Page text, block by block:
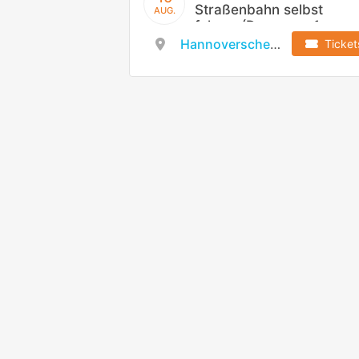
AUG.
Straßenbahn selbst
fahren (Dauer ca. 1
Stunde)
Hannoversches Straßenbahn-Museum e.V.